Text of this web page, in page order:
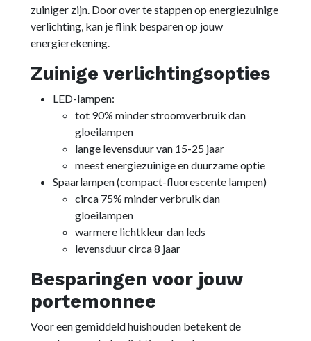
zuiniger zijn. Door over te stappen op energiezuinige
verlichting, kan je flink besparen op jouw
energierekening.
Zuinige verlichtingsopties
LED-lampen:
tot 90% minder stroomverbruik dan
gloeilampen
lange levensduur van 15-25 jaar
meest energiezuinige en duurzame optie
Spaarlampen (compact-fluorescente lampen)
circa 75% minder verbruik dan
gloeilampen
warmere lichtkleur dan leds
levensduur circa 8 jaar
Besparingen voor jouw
portemonnee
Voor een gemiddeld huishouden betekent de